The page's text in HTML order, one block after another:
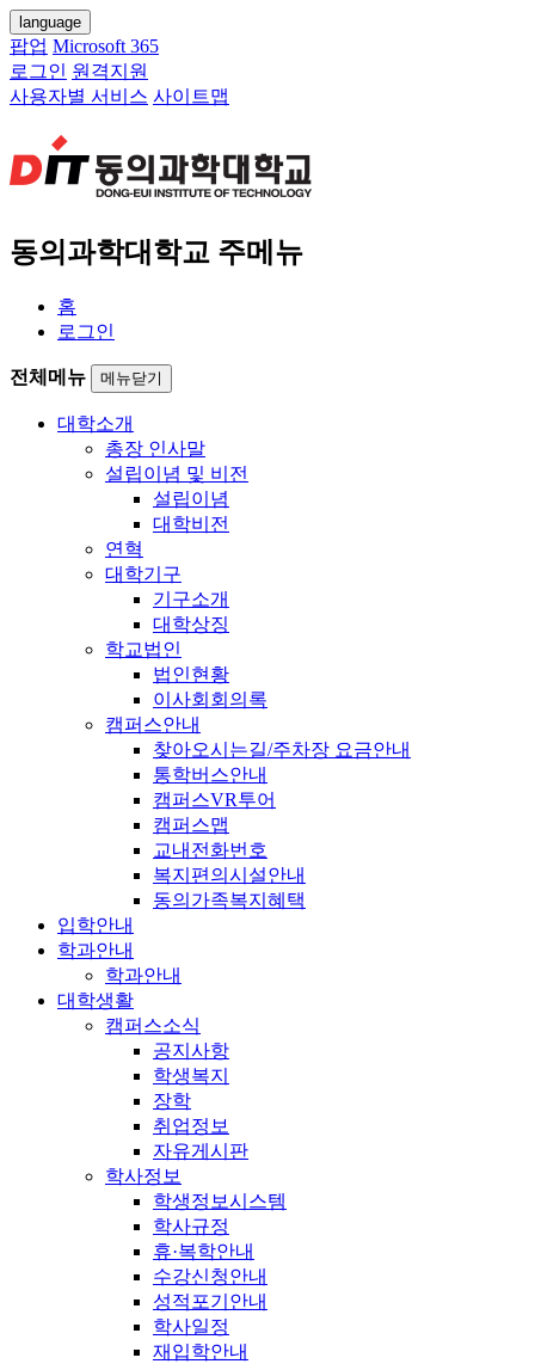
language
팝업 Microsoft 365
로그인 원격지원
사용자별 서비스 사이트맵
동의과학대학교 주메뉴
홈
로그인
전체메뉴 메뉴닫기
대학소개
총장 인사말
설립이념 및 비전
설립이념
대학비전
연혁
대학기구
기구소개
대학상징
학교법인
법인현황
이사회회의록
캠퍼스안내
찾아오시는길/주차장 요금안내
통학버스안내
캠퍼스VR투어
캠퍼스맵
교내전화번호
복지편의시설안내
동의가족복지혜택
입학안내
학과안내
학과안내
대학생활
캠퍼스소식
공지사항
학생복지
장학
취업정보
자유게시판
학사정보
학생정보시스템
학사규정
휴·복학안내
수강신청안내
성적포기안내
학사일정
재입학안내